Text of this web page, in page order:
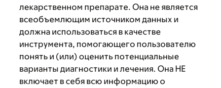
лекарственном препарате. Она не является
всеобъемлющим источником данных и
должна использоваться в качестве
инструмента, помогающего пользователю
понять и (или) оценить потенциальные
варианты диагностики и лечения. Она НЕ
включает в себя всю информацию о